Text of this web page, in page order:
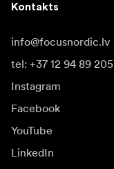
Kontakts
info@focusnordic.lv
tel: +37 12 94 89 205
Instagram
Facebook
YouTube
LinkedIn